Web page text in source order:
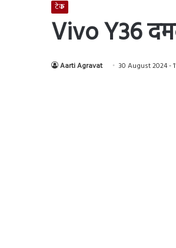
टेक
Vivo Y36
Aarti Agravat 30 August 2024 -